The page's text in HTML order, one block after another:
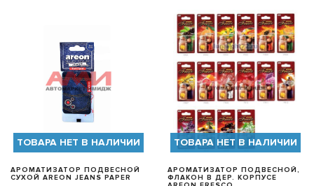
БЫСТРЫЙ ПРОСМОТР
ТОВАРА НЕТ В НАЛИЧИИ
АРОМАТИЗАТОР ПОДВЕСНОЙ
СУХОЙ AREON JEANS PAPER
БЫСТРЫЙ ПРОСМОТР
ТОВАРА НЕТ В НАЛИЧИИ
АРОМАТИЗАТОР ПОДВЕСНОЙ,
ФЛАКОН В ДЕР. КОРПУСЕ